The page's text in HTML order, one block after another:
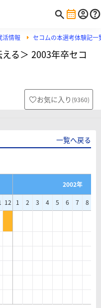
活情報 セコムの本選考体験記一
る＞ 2003年卒セコ
お気に入り (9360)
一覧へ戻る
2002年
12 1 2 3 4 5 6 7 8